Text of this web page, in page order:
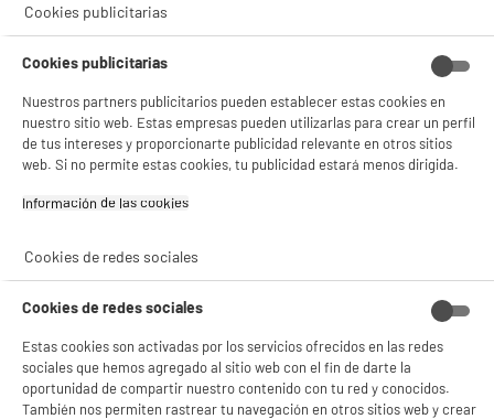
Marca EDENWOOD
Capacidad de almacenamiento
total
128Go
Vitesse de lecture (Mb/s)
Categoría
Características adicionales
adaptador es ideal para
almacenar un gran volumen
de fotos, vídeos 4K, música y
archivos. Fiable, rápida y
Cookies publicitarias
Cookies publicitarias
Nuestros partners publicitarios pueden establecer estas cookies en
nuestro sitio web. Estas empresas pueden utilizarlas para crear un perfil
de tus intereses y proporcionarte publicidad relevante en otros sitios
web. Si no permite estas cookies, tu publicidad estará menos dirigida.
Información de las cookies‎
Cookies de redes sociales
Cookies de redes sociales
Estas cookies son activadas por los servicios ofrecidos en las redes
sociales que hemos agregado al sitio web con el fin de darte la
oportunidad de compartir nuestro contenido con tu red y conocidos.
También nos permiten rastrear tu navegación en otros sitios web y crear